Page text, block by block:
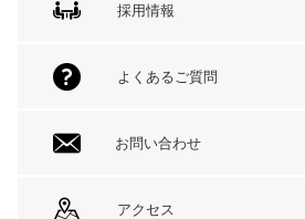
採用情報
よくあるご質問
お問い合わせ
アクセス